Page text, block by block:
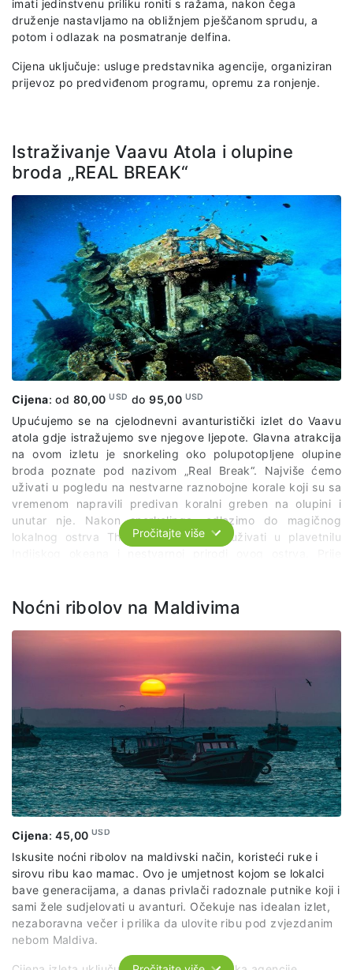
imati jedinstvenu priliku roniti s ražama, nakon čega
druženje nastavljamo na obližnjem pješčanom sprudu, a
potom i odlazak na posmatranje delfina.
Cijena uključuje: usluge predstavnika agencije, organiziran
prijevoz po predviđenom programu, opremu za ronjenje.
Istraživanje Vaavu Atola i olupine
broda „REAL BREAK“
Cijena: od 80,00USD do95,00 USD
Upućujemo se na cjelodnevni avanturistički izlet do Vaavu
atola gdje istražujemo sve njegove ljepote. Glavna atrakcija
na ovom izletu je snorkeling oko polupotopljene olupine
broda poznate pod nazivom „Real Break“. Najviše ćemo
uživati u pogledu na nestvarne raznobojne korale koji su sa
vremenom napravili predivan koralni greben na olupini i
unutar nje. Nakon snorkelinga, odlazimo do magičnog
lokalnog ostrva Thinadoo gde ćemo uživati u plavetnilu
po predviđenom itinereru, lokalnog vodiča, ručak, opremu
Pročitajte više
Noćni ribolov na Maldivima
Cijena:45,00 USD
Iskusite noćni ribolov na maldivski način, koristeći ruke i
sirovu ribu kao mamac. Ovo je umjetnost kojom se lokalci
bave generacijama, a danas privlači radoznale putnike koji i
sami žele sudjelovati u avanturi. Očekuje nas idealan izlet,
nezaboravna večer i prilika da ulovite ribu pod zvjezdanim
nebom Maldiva.